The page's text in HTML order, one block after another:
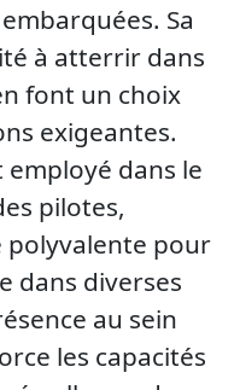
Sa
à atterrir dans
font un choix
exigeantes.
employé dans le
pilotes,
pour
dans diverses
au sein
les capacités